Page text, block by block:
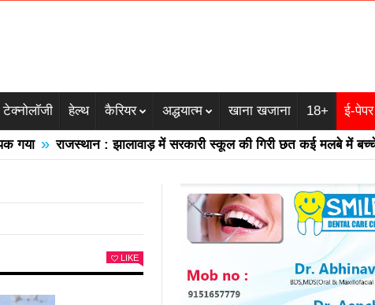
टेक्नोलॉजी हेल्थ कैरियर अद्धयात्म खाना खजाना 18+ ई-पेपर
» राजस्थान : झालावाड़ में सरकारी स्कूल की गिरी छत कई मलबे में बच्चे दबे »
LIKE